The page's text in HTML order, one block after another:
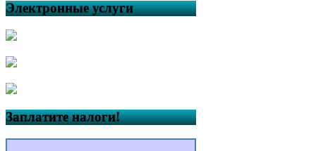
Электронные услуги
Заплатите налоги!